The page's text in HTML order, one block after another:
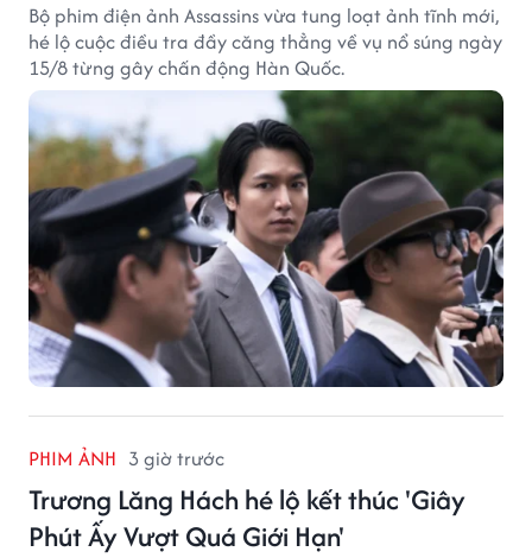
Bộ phim điện ảnh Assassins vừa tung loạt ảnh tĩnh mới,
hé lộ cuộc điều tra đầy căng thẳng về vụ nổ súng ngày
15/8 từng gây chấn động Hàn Quốc.
PHIM ẢNH 3 giờ trước
Trương Lăng Hách hé lộ kết thúc 'Giây
Phút Ấy Vượt Quá Giới Hạn'